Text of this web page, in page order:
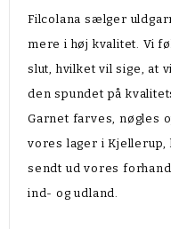
Filcolana sælger
mere i høj kvalitet. Vi
slut, hvilket vil sige, at
den spundet på
Garnet farves, nøgles
vores lager i Kjellerup,
sendt ud vores
ind- og udland.